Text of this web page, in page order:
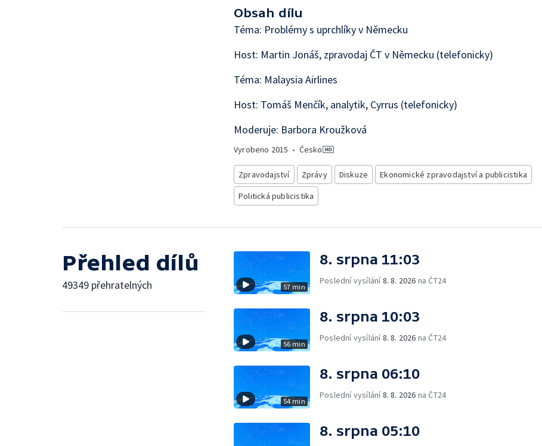
Obsah dílu
Téma: Problémy s uprchlíky v Německu
Host: Martin Jonáš, zpravodaj ČT v Německu (telefonicky)
Téma: Malaysia Airlines
Host: Tomáš Menčík, analytik, Cyrrus (telefonicky)
Moderuje: Barbora Kroužková
Vyrobeno 2015 • Česko
Zpravodajství Zprávy Diskuze
Ekonomické zpravodajství a publicistika
Politická publicistika
Přehled dílů
49349 přehratelných 57 min
8. srpna 11:03
Poslední vysílání8. 8. 2026 na ČT24
56 min
8. srpna 10:03
Poslední vysílání8. 8. 2026 na ČT24
54 min
8. srpna 06:10
Poslední vysílání8. 8. 2026 na ČT24
8. srpna 05:10